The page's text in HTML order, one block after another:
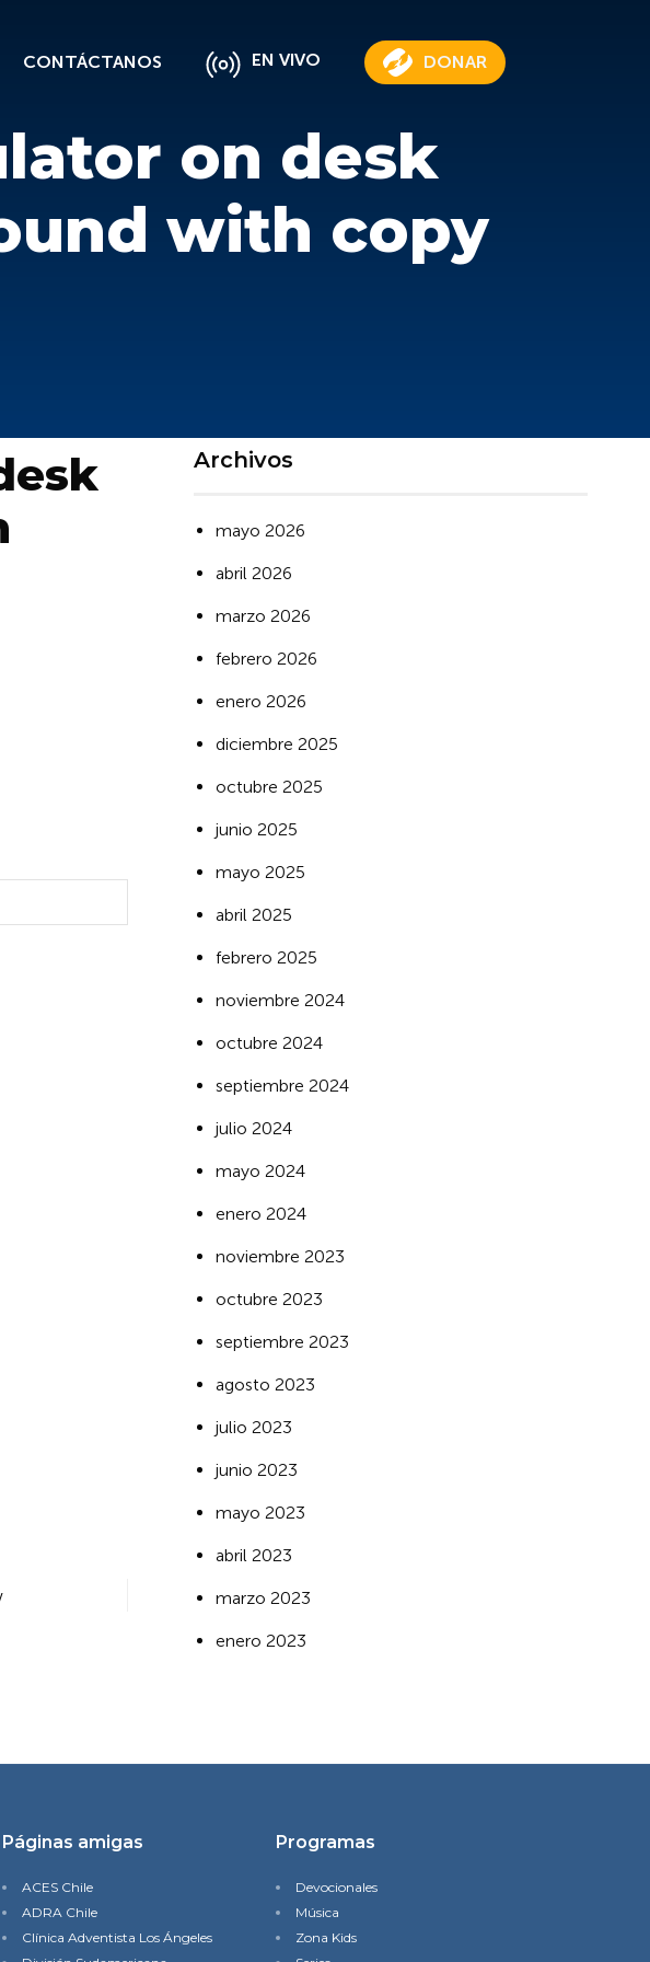
CONTÁCTANOS EN VIVO DONAR
on desk
with copy
Archivos
mayo 2026
abril 2026
marzo 2026
febrero 2026
enero 2026
diciembre 2025
octubre 2025
junio 2025
mayo 2025
abril 2025
febrero 2025
noviembre 2024
octubre 2024
septiembre 2024
julio 2024
mayo 2024
enero 2024
noviembre 2023
octubre 2023
septiembre 2023
agosto 2023
julio 2023
junio 2023
mayo 2023
abril 2023
marzo 2023
enero 2023
Páginas amigas
ACES Chile
ADRA Chile
Clínica Adventista Los Ángeles
Programas
Devocionales
Música
Zona Kids